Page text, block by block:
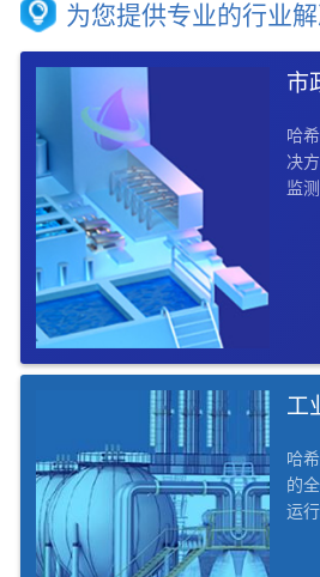
中
为您提供专业的行业
市
哈
决
监
水
及
工
哈
的
运
3